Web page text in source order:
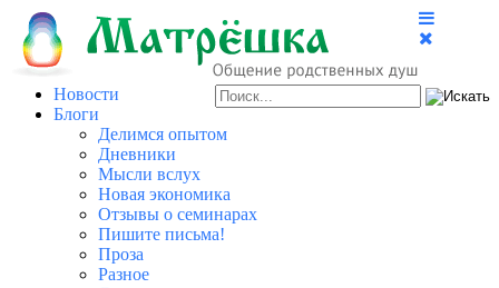
Новости
Блоги
Делимся опытом
Дневники
Мысли вслух
Новая экономика
Отзывы о семинарах
Пишите письма!
Проза
Разное